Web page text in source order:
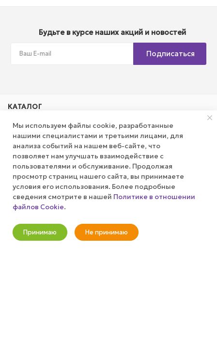
Будьте в курсе наших акций и новостей
Подписаться
КАТАЛОГ
КОМПАНИЯ
ПУБЛИЧНАЯ ОФЕРТА
КАК СДЕЛАТЬ ЗАКАЗ?
+7 (800) 100-37-51
Мы используем файлы cookie, разработанные
нашими специалистами и третьими лицами, для
анализа событий на нашем веб-сайте, что
позволяет нам улучшать взаимодействие с
пользователями и обслуживание. Продолжая
просмотр страниц нашего сайта, вы принимаете
условия его использования. Более подробные
сведения смотрите в нашей Политике в отношении
файлов Cookie.
Принимаю Не принимаю